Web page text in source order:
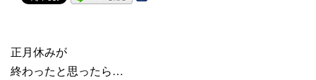
正月休みが
終わったと思ったら…